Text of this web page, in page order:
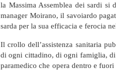
la Massima Assemblea dei sardi si
manager Moirano, il savoiardo
sarda per la sua efficacia e ferocia
Il crollo dell’assistenza sanitaria
di ogni cittadino, di ogni famiglia,
paramedico che opera dentro e